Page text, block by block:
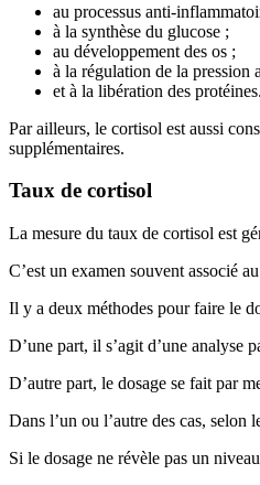
au processus anti-
à la synthèse du glucose ;
au développement des os ;
à la régulation de la pression
et à la libération des protéines.
Par ailleurs, le cortisol est aussi
supplémentaires.
Taux de cortisol
La mesure du taux de cortisol est
C’est un examen souvent associé
Il y a deux méthodes pour faire le
D’une part, il s’agit d’une analyse
D’autre part, le dosage se fait par
Dans l’un ou l’autre des cas, selon
Si le dosage ne révèle pas un